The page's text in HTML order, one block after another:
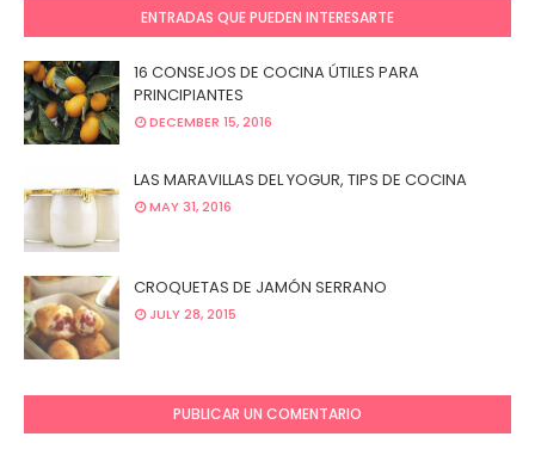
ENTRADAS QUE PUEDEN INTERESARTE
16 CONSEJOS DE COCINA ÚTILES PARA
PRINCIPIANTES
DECEMBER 15, 2016
LAS MARAVILLAS DEL YOGUR, TIPS DE COCINA
MAY 31, 2016
CROQUETAS DE JAMÓN SERRANO
JULY 28, 2015
PUBLICAR UN COMENTARIO